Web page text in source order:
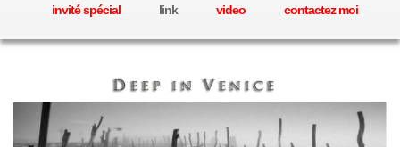
invité spécial link video contactez moi